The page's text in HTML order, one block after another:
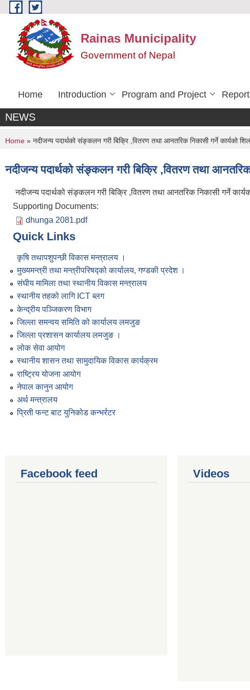
Skip to main content
Rainas Municipality
Government of Nepal
Home Introduction Program and Project
NEWS
You are here
Home » नदीजन्य पदार्थको संङ्कलन गरी बिक्रि ,वितरण तथा आनतरिक निकासी गर्ने कार्यको
नदीजन्य पदार्थको संङ्कलन गरी बिक्रि ,वितरण तथा आनतरिक
नदीजन्य पदार्थको संङ्कलन गरी बिक्रि ,वितरण तथा आनतरिक निकासी गर्ने
Supporting Documents:
dhunga 2081.pdf
Quick Links
कृषि तथापशुपन्छी विकास मन्त्रालय ।
मुख्यमन्त्री तथा मन्त्रीपरिषद्को कार्यालय, गण्डकी प्रदेश ।
संघीय मामिला तथा स्थानीय विकास मन्त्रालय
स्थानीय तहको लागि ICT ब्लग
केन्द्रीय पञ्जिकरण विभाग
जिल्ला समन्वय समिति को कार्यालय लमजुङ
जिल्ला प्रशासन कार्यालय लमजुङ ।
लोक सेवा आयोग
स्थानीय शासन तथा सामुदायिक विकास कार्यक्रम
राष्ट्रिय योजना आयोग
नेपाल कानुन आयोग
अर्थ मन्त्रालय
प्रिती फन्ट बाट युनिकोड कन्भर्रटर
Facebook feed Videos